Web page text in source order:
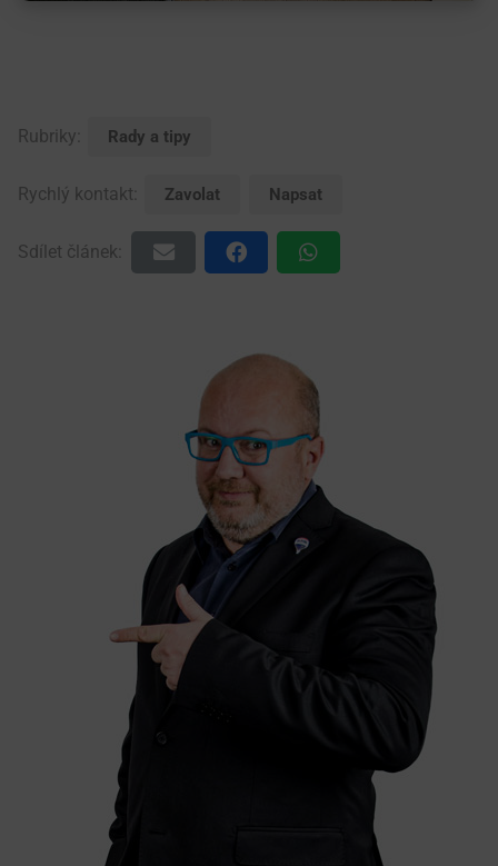
Rubriky: Rady a tipy
Rychlý kontakt: Zavolat Napsat
Sdílet článek: